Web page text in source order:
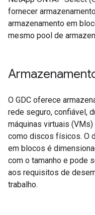
fornecer
armazenamento em
mesmo pool de
O GDC oferece
rede seguro, confiável,
máquinas virtuais
como discos físicos. O
em blocos é
com o tamanho e pode
aos requisitos de
trabalho.